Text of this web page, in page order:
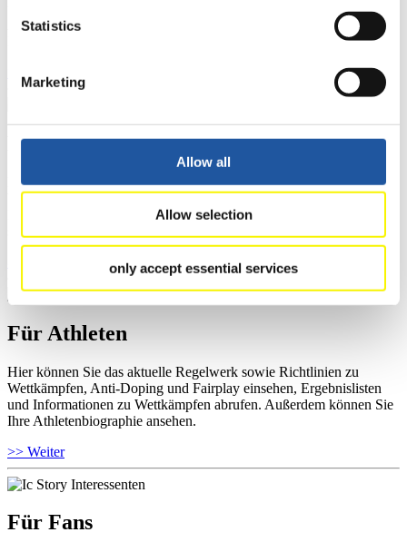
Statistics
Marketing
Allow all
Allow selection
only accept essential services
und Fairplay nachlesen, auf Athletenbiographien zugreifen,
Ausschreibungen für Wettkämpfe herunterladen, sowie auf die
Für Ausrichter
Hier können Sie das aktuelle Regelwerk sowie Richtlinien zu
Wettkämpfen, Anti-Doping und Fairplay einsehen, sich über
Kontaktpersonen für Wettkämpfe und Sponsoren informieren,
sowie Informationen über Wettkämpfe abrufen.
Für Athleten
Hier können Sie das aktuelle Regelwerk sowie Richtlinien zu
Wettkämpfen, Anti-Doping und Fairplay einsehen, Ergebnislisten
und Informationen zu Wettkämpfen abrufen. Außerdem können Sie
Ihre Athletenbiographie ansehen.
>> Weiter
Für Fans